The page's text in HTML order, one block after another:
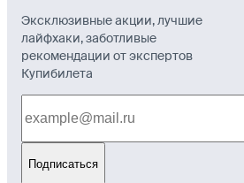
Эксклюзивные акции, лучшие
лайфхаки, заботливые
рекомендации от экспертов
Купибилета
Подписаться